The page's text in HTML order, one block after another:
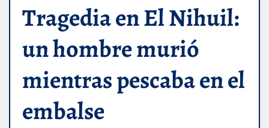
Tragedia en El Nihuil:
un hombre murió
mientras pescaba en el
embalse